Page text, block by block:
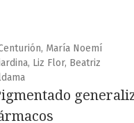
María Noemí
Liz Flor, Beatriz